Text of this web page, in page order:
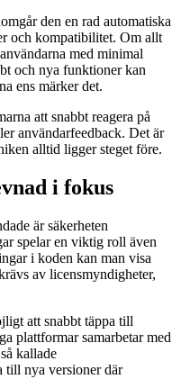
den en rad automatiska
och kompatibilitet. Om allt
med minimal
och nya funktioner kan
ens märker det.
att snabbt reagera på
användarfeedback. Det är
alltid ligger steget före.
i fokus
är säkerheten
spelar en viktig roll även
i koden kan man visa
av licensmyndigheter,
att snabbt täppa till
plattformar samarbetar med
kallade
till nya versioner där